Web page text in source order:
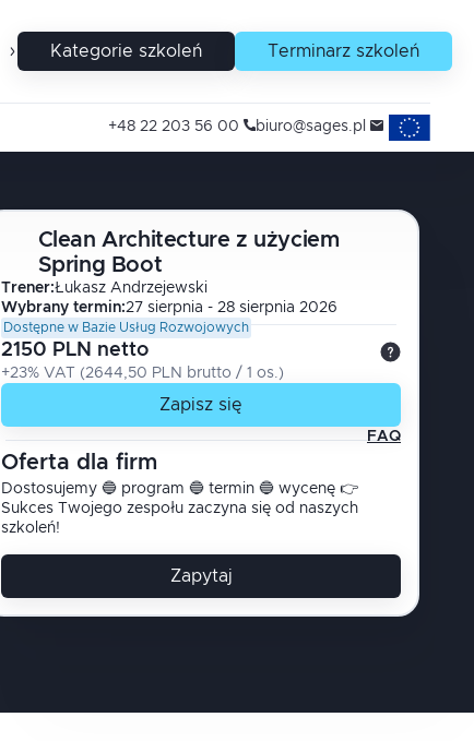
EN Kategorie szkoleń Terminarz szkoleń
+48 22 203 56 00 biuro@sages.pl Projekty
Clean Architecture z użyciem
Spring Boot
Trener:Łukasz Andrzejewski
Wybrany termin:27 sierpnia - 28 sierpnia 2026
Dostępne w Bazie Usług Rozwojowych
2150 PLN netto
+23% VAT (2644,50 PLN brutto / 1 os.)
Zapisz się
FAQ
Oferta dla firm
Dostosujemy 🔵 program 🔵 termin 🔵 wycenę 👉
Sukces Twojego zespołu zaczyna się od naszych
szkoleń!
Zapytaj